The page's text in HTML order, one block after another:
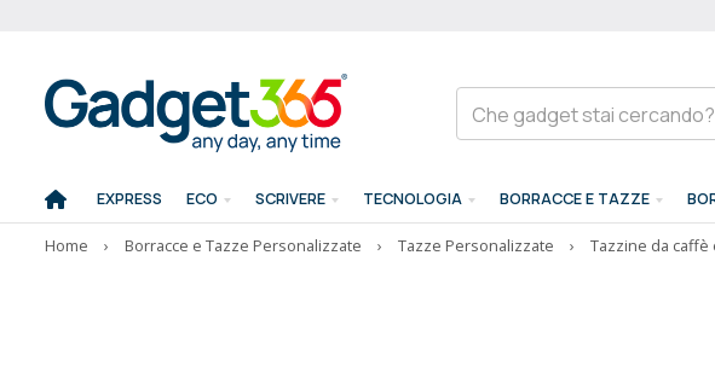
EXPRESS ECO SCRIVERE TECNOLOGIA BORRACCE E TAZZE
Home › Borracce e Tazze Personalizzate › Tazze Personalizzate › Tazzine da caffè